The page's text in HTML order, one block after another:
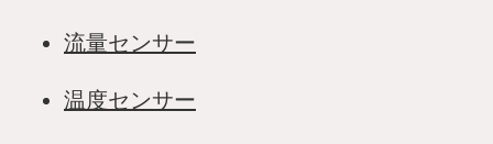
流量センサー
温度センサー